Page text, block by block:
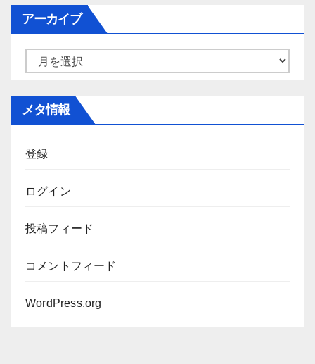
ー
アーカイブ
メタ情報
登録
ログイン
投稿フィード
コメントフィード
WordPress.org